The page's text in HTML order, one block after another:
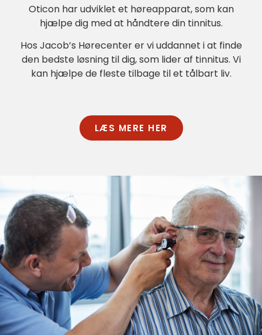
Oticon har udviklet et høreapparat, som kan
hjælpe dig med at håndtere din tinnitus.
Hos Jacob’s Hørecenter er vi uddannet i at finde
den bedste løsning til dig, som lider af tinnitus. Vi
kan hjælpe de fleste tilbage til et tålbart liv.
LÆS MERE HER